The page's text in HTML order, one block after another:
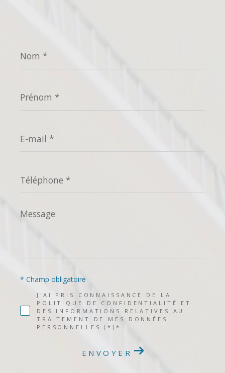
*
*
mail
*
*
Message
*
J'AI PRIS CONNAISSANCE DE LA
POLITIQUE DE CONFIDENTIALITÉ ET
DES INFORMATIONS RELATIVES AU
TRAITEMENT DE MES DONNÉES
PERSONNELLES (*)*
* Champ obligatoire
ENVOYER